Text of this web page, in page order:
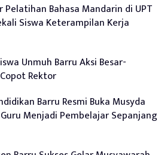
Pelatihan Bahasa Mandarin di UPT
Siswa Keterampilan Kerja
Unmuh Barru Aksi Besar-
Rektor
Barru Resmi Buka Musyda
Guru Menjadi Pembelajar Sepanjang